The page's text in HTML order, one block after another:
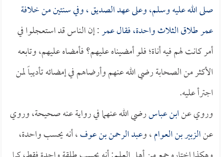
صلى الله عليه وسلم، وعلى عهدالصديق، وفي سنتين من خلافة
عمرطلاق الثلاث واحدة، فقالعمر: إن الناس قد استعجلوا في
أمر كانت لهم فيه أناة؛ فلو أمضيناه عليهم؟ فأمضاه عليهم، وتابعه
الأكثر من الصحابة رضي الله عنهم وأرضاهم في إمضائه تأديباً لمن
اجترأ عليه.
وروي عنابن عباسرضي الله عنهما في رواية عنه صحيحة، وروي
عنالزبير بن العوام، وعبد الرحمن بن عوف، أنه يحسب واحدة،